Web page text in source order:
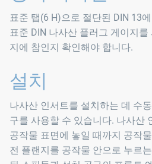
표준 탭(6 H)으로 절단된 DIN 13
표준 DIN 나사산 플러그 게이지
지에 참인지 확인해야 합니다.
설치
나사산 인서트를 설치하는 데 수
구를 사용할 수 있습니다. 나사산
공작물 표면에 놓일 때까지 공작
전 플랜지를 공작물 안으로 누르